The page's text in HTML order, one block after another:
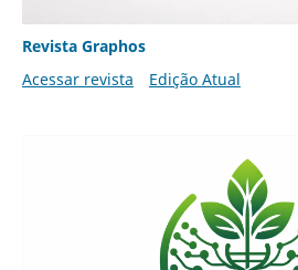
Revista Graphos
Acessar revista
Edição Atual